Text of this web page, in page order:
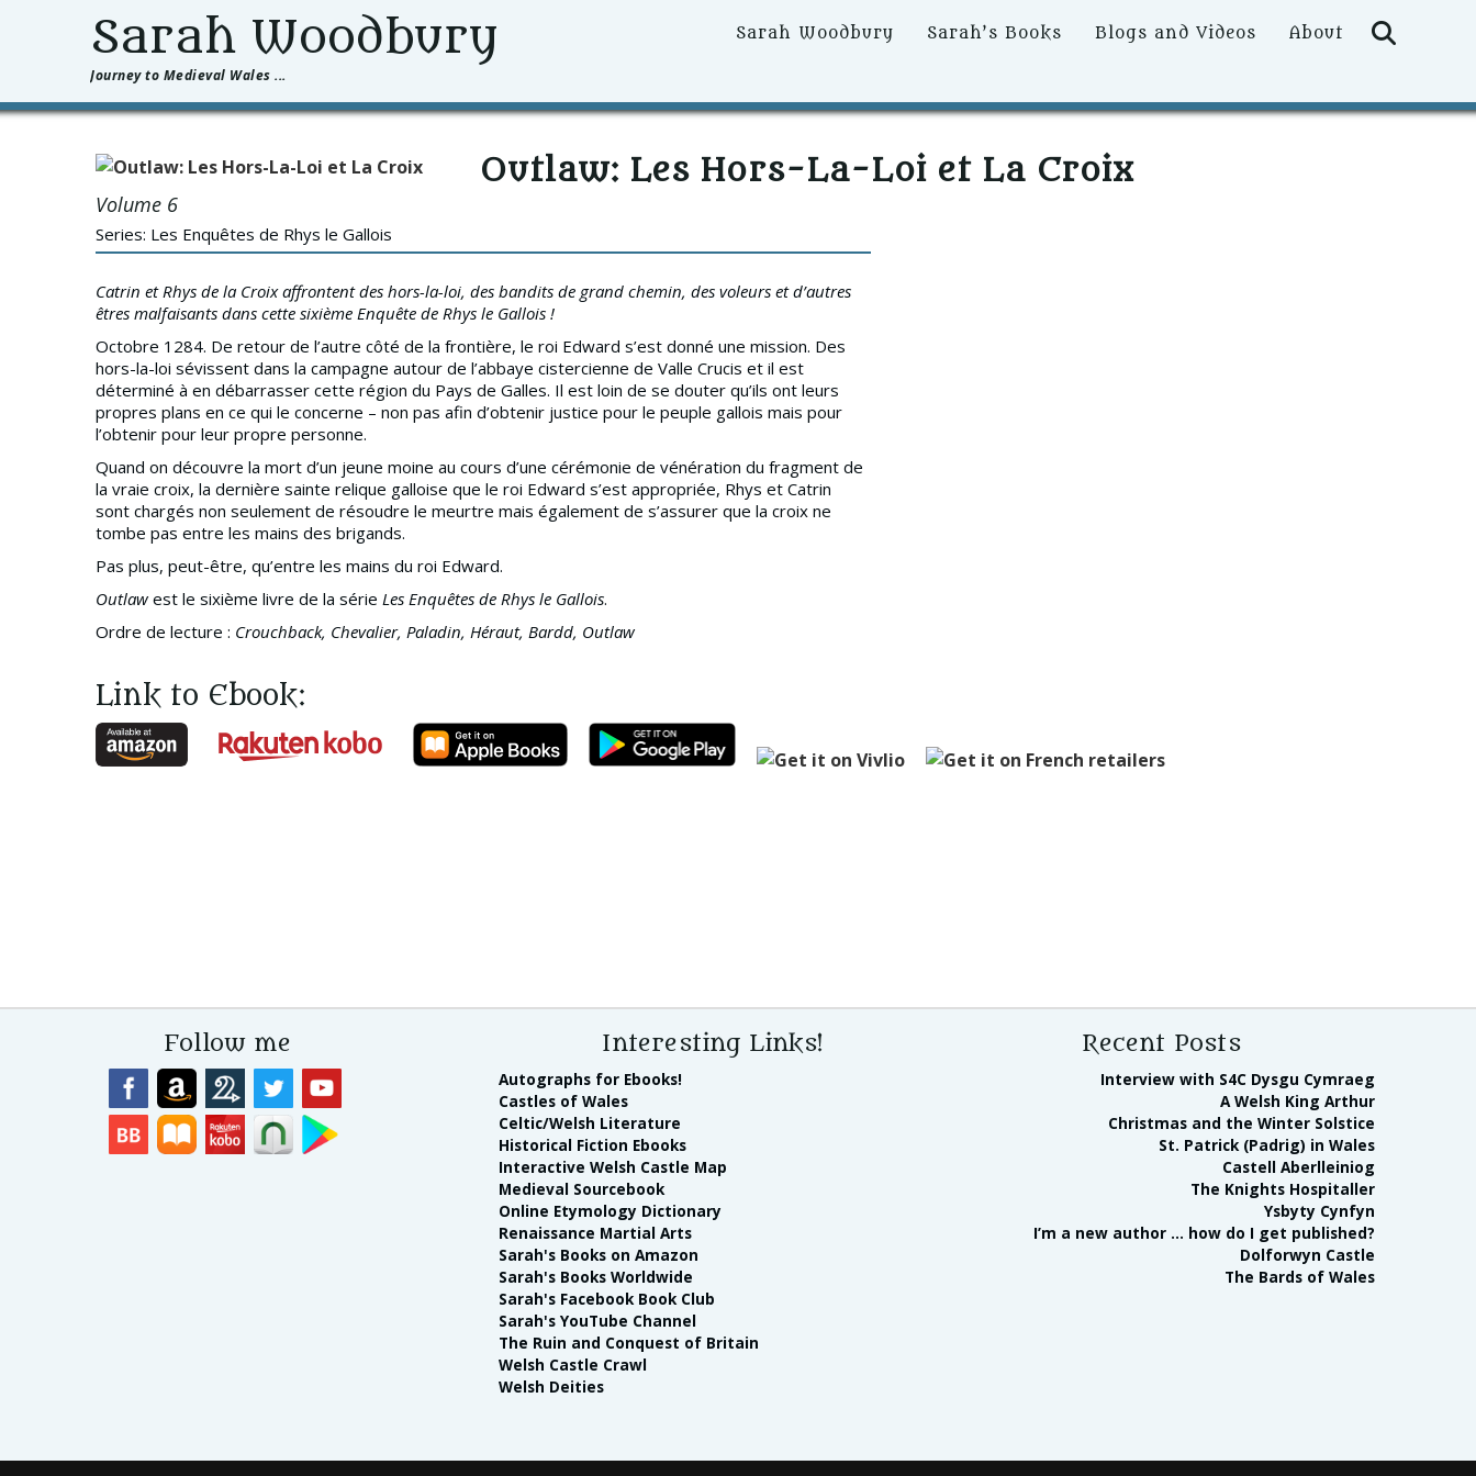
Sarah Woodbury
Journey to Medieval Wales ...
Primary
Sarah Woodbury Sarah’s Books Blogs and Videos About
Outlaw: Les Hors-La-Loi et La Croix
Volume 6
Series: Les Enquêtes de Rhys le Gallois
Catrin et Rhys de la Croix affrontent des hors-la-loi, des bandits de grand chemin, des voleurs et d’autres
êtres malfaisants dans cette sixième Enquête de Rhys le Gallois !
Octobre 1284. De retour de l’autre côté de la frontière, le roi Edward s’est donné une mission. Des
hors-la-loi sévissent dans la campagne autour de l’abbaye cistercienne de Valle Crucis et il est
déterminé à en débarrasser cette région du Pays de Galles. Il est loin de se douter qu’ils ont leurs
propres plans en ce qui le concerne – non pas afin d’obtenir justice pour le peuple gallois mais pour
l’obtenir pour leur propre personne.
Quand on découvre la mort d’un jeune moine au cours d’une cérémonie de vénération du fragment de
la vraie croix, la dernière sainte relique galloise que le roi Edward s’est appropriée, Rhys et Catrin
sont chargés non seulement de résoudre le meurtre mais également de s’assurer que la croix ne
tombe pas entre les mains des brigands.
Pas plus, peut-être, qu’entre les mains du roi Edward.
Outlaw est le sixième livre de la série Les Enquêtes de Rhys le Gallois.
Ordre de lecture : Crouchback, Chevalier, Paladin, Héraut, Bardd, Outlaw
Link to Ebook:
Follow me Recent Posts
Interview with S4C Dysgu Cymraeg
A Welsh King Arthur
Christmas and the Winter Solstice
St. Patrick (Padrig) in Wales
Castell Aberlleiniog
The Knights Hospitaller
Ysbyty Cynfyn
I’m a new author … how do I get published?
Dolforwyn Castle
The Bards of Wales
Interesting Links!
Autographs for Ebooks!
Castles of Wales
Celtic/Welsh Literature
Historical Fiction Ebooks
Interactive Welsh Castle Map
Medieval Sourcebook
Online Etymology Dictionary
Renaissance Martial Arts
Sarah's Books on Amazon
Sarah's Books Worldwide
Sarah's Facebook Book Club
Sarah's YouTube Channel
The Ruin and Conquest of Britain
Welsh Castle Crawl
Welsh Deities